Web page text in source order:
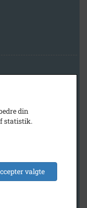
din
statistik.
valgte